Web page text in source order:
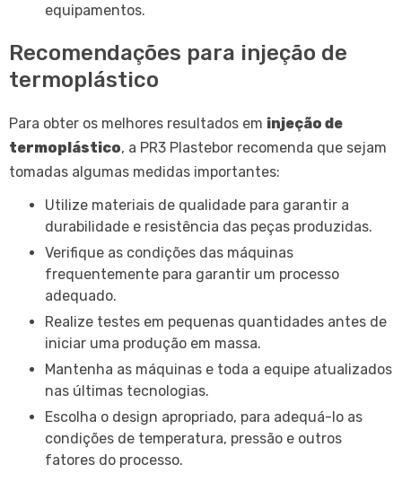
equipamentos.
Recomendações para injeção de
termoplástico
Para obter os melhores resultados em injeção de
termoplástico, a PR3 Plastebor recomenda que sejam
tomadas algumas medidas importantes:
Utilize materiais de qualidade para garantir a
durabilidade e resistência das peças produzidas.
Verifique as condições das máquinas
frequentemente para garantir um processo
adequado.
Realize testes em pequenas quantidades antes de
iniciar uma produção em massa.
Mantenha as máquinas e toda a equipe atualizados
nas últimas tecnologias.
Escolha o design apropriado, para adequá-lo as
condições de temperatura, pressão e outros
fatores do processo.